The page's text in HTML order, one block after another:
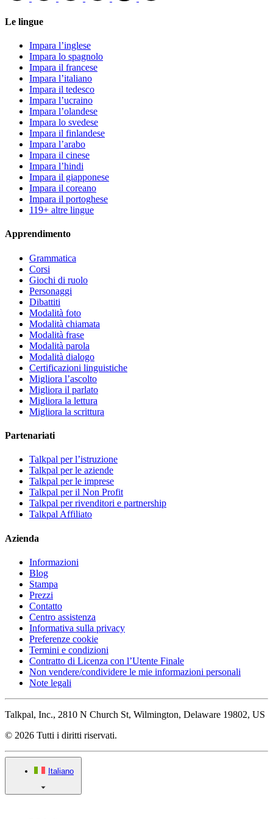
Le lingue
Impara l’inglese
Impara lo spagnolo
Impara il francese
Impara l’italiano
Impara il tedesco
Impara l’ucraino
Impara l’olandese
Impara lo svedese
Impara il finlandese
Impara l’arabo
Impara il cinese
Impara l’hindi
Impara il giapponese
Impara il coreano
Impara il portoghese
119+ altre lingue
Apprendimento
Grammatica
Corsi
Giochi di ruolo
Personaggi
Dibattiti
Modalità foto
Modalità chiamata
Modalità frase
Modalità parola
Modalità dialogo
Certificazioni linguistiche
Migliora l’ascolto
Migliora il parlato
Migliora la lettura
Migliora la scrittura
Partenariati
Talkpal per l’istruzione
Talkpal per le aziende
Talkpal per le imprese
Talkpal per il Non Profit
Talkpal per rivenditori e partnership
Talkpal Affiliato
Azienda
Informazioni
Blog
Stampa
Prezzi
Contatto
Centro assistenza
Informativa sulla privacy
Preferenze cookie
Termini e condizioni
Contratto di Licenza con l’Utente Finale
Non vendere/condividere le mie informazioni personali
Note legali
Talkpal, Inc., 2810 N Church St, Wilmington, Delaware 19802, US
© 2026 Tutti i diritti riservati.
Italiano